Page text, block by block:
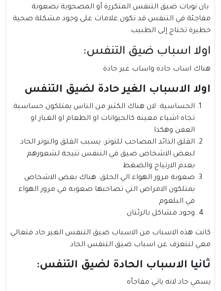
بان نوبات ضيق التنفس المتكررة أو المصحوبة بصعوبة
مفاجئة في التنفس قد تكون علامات على وجود مشكلة صحية
خطيرة تحتاج إلى الطبيب.
اولا اسباب ضيق التنفس:
هناك اساب حاده واساب غير حادة
اولا الاسباب الغير حادة لضيق التنفس
الحساسية: لان هناك الكثير من الناس يمتلكون حساسية
تجاه اشياء معينه كالحيوانات او الطعام او الغبار او
العفن وهكذا
القلق الذائد المصاحب للتوتر: يسبب القلق والتوتر الحاد
لبعض الاشخاص ضيق في التنفس نتيجة لشعورهم
بعدم الارتياح والضغط
صعوبة مرور الهواء الي الحلق: هناك بعض الاشخاص
يمتلكون الامراض التي تصاحبها صعوبه في مرور الهواء
في البلعوم
وجود مشاكل بالرئتان
كانت هذه الاسباب من الاسباب ضيق التنفس الغير حاد فتعالي
معي لنتعرف عن اسباب ضيق التنفس الحاد
ثانيا الاسباب الحادة لضيق التنفس:
يسمي حاد لانه ياتي مفاجأه